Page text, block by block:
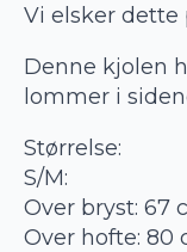
Vi elsker dette
Denne kjolen
lommer i
Størrelse:
S/M:
Over bryst: 67
Over hofte: 80